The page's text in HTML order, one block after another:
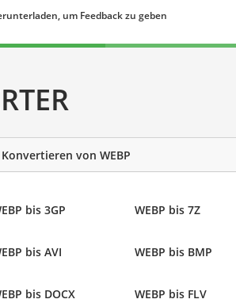
um Feedback zu geben
Konvertieren von WEBP
bis 3GP WEBP bis 7Z
bis AVI WEBP bis BMP
bis DOCX WEBP bis FLV